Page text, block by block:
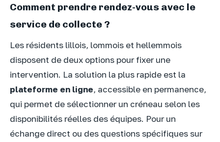
Comment prendre rendez-vous avec le
service de collecte ?
Les résidents lillois, lommois et hellemmois
disposent de deux options pour fixer une
intervention. La solution la plus rapide est la
plateforme en ligne, accessible en permanence,
qui permet de sélectionner un créneau selon les
disponibilités réelles des équipes. Pour un
échange direct ou des questions spécifiques sur